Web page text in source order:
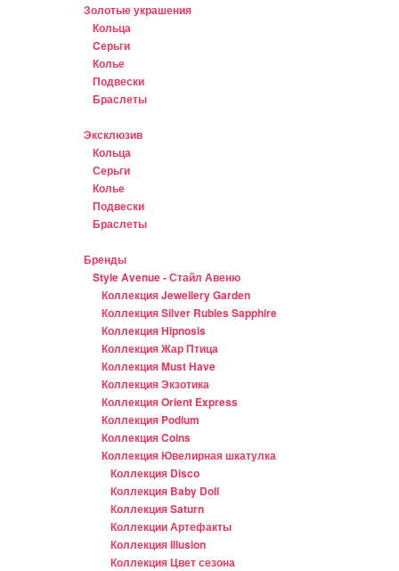
Золотые украшения
Кольца
Cерьги
Колье
Подвески
Браслеты
Эксклюзив
Кольца
Серьги
Колье
Подвески
Браслеты
Бренды
Style Avenue - Стайл Авеню
Коллекция Jewellery Garden
Коллекция Silver Rubies Sapphire
Коллекция Hipnosis
Коллекция Жар Птица
Коллекция Must Have
Коллекция Экзотика
Коллекция Orient Express
Коллекция Podium
Коллекция Coins
Коллекция Ювелирная шкатулка
Коллекция Disco
Коллекция Baby Doll
Коллекция Saturn
Коллекции Артефакты
Коллекция Illusion
Коллекция Цвет сезона